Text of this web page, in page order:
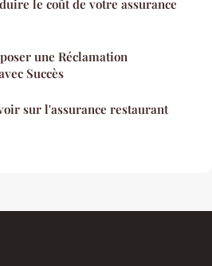
le coût de votre assurance
une Réclamation
Succès
sur l'assurance restaurant